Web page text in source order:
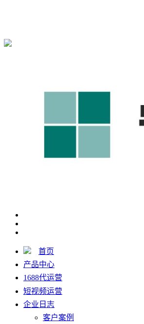
首页
产品中心
1688代运营
短视频运营
企业日志
客户案例